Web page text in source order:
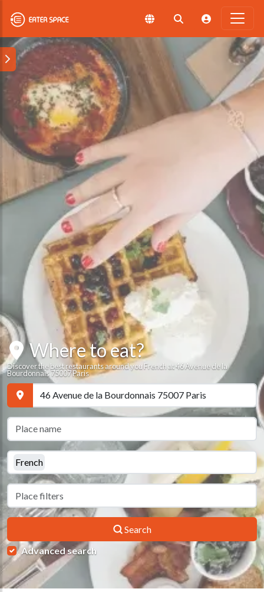
Where to eat?
Discover the best restaurants around you French at 46 Avenue de la
Bourdonnais 75007 Paris
French
Search
Advanced search